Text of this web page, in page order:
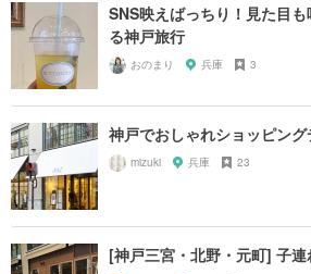
SNS映えばっちり！見た目
る神戸旅行
おのまり 兵庫 3
神戸でおしゃれショッピング
mizuki 兵庫 23
[神戸三宮・北野・元町] 子